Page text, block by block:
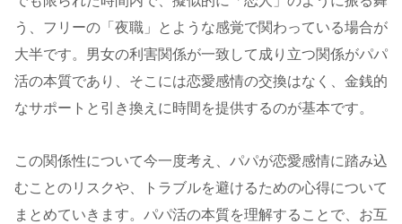
う、フリーの「夜職」とような感覚で関わっている場合が
大半です。男女の利害関係が一致して成り立つ関係がパパ
活の本質であり、そこには恋愛感情の交換はなく、金銭的
なサポートと引き換えに時間を提供するのが基本です。
この関係性について今一度考え、パパが恋愛感情に踏み込
むことのリスクや、トラブルを避けるための心得について
まとめていきます。パパ活の本質を理解することで、お互